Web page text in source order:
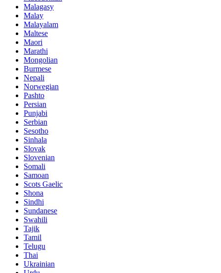
Malagasy
Malay
Malayalam
Maltese
Maori
Marathi
Mongolian
Burmese
Nepali
Norwegian
Pashto
Persian
Punjabi
Serbian
Sesotho
Sinhala
Slovak
Slovenian
Somali
Samoan
Scots Gaelic
Shona
Sindhi
Sundanese
Swahili
Tajik
Tamil
Telugu
Thai
Ukrainian